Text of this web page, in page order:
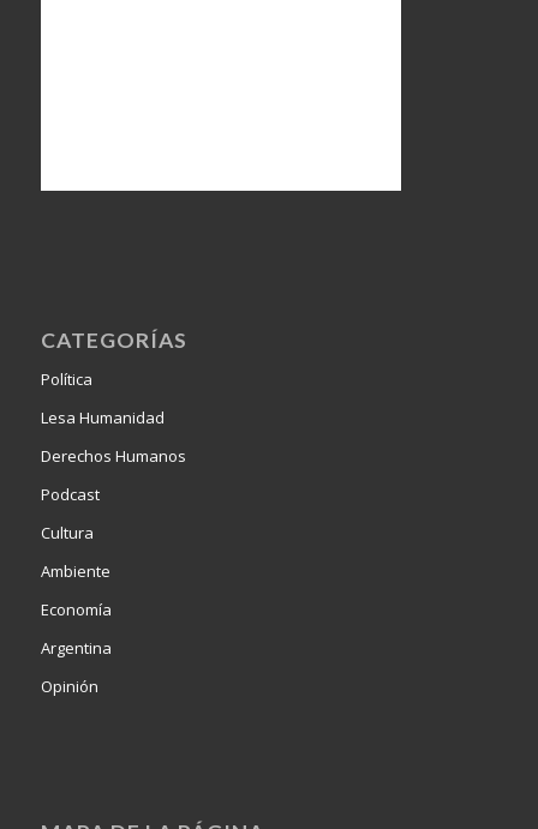
CATEGORÍAS
Política
Lesa Humanidad
Derechos Humanos
Podcast
Cultura
Ambiente
Economía
Argentina
Opinión